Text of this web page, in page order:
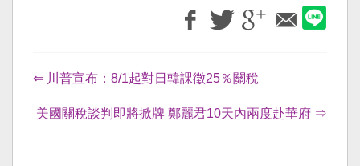
⇐ 川普宣布：8/1起對日韓課徵25％關稅
美國關稅談判即將掀牌 鄭麗君10天內兩度赴華府 ⇒